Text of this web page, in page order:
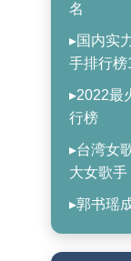
名
▸国内实
手排行榜
▸2022最
行榜
▸台湾女
大女歌手
▸郭书瑶